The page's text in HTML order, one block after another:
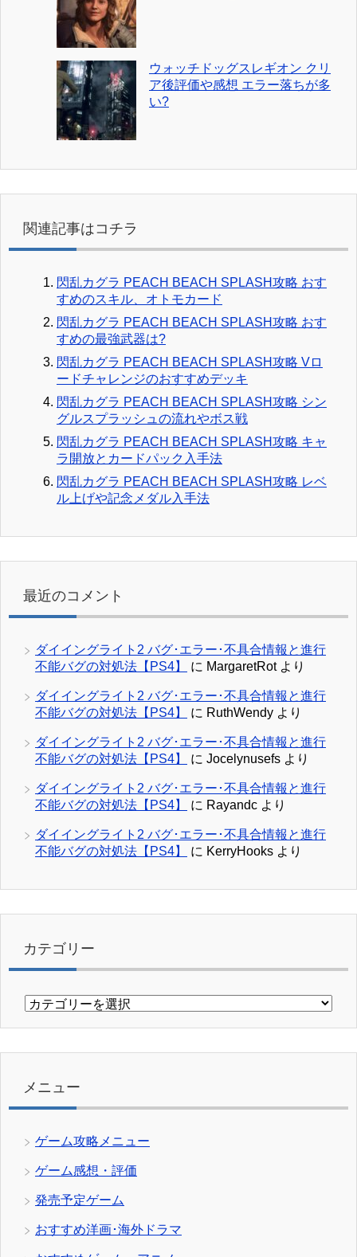
ウォッチドッグスレギオン クリ
ア後評価や感想 エラー落ちが多
い?
関連記事はコチラ
閃乱カグラ PEACH BEACH SPLASH攻略 おす
すめのスキル、オトモカード
閃乱カグラ PEACH BEACH SPLASH攻略 おす
すめの最強武器は?
閃乱カグラ PEACH BEACH SPLASH攻略 Vロ
ードチャレンジのおすすめデッキ
閃乱カグラ PEACH BEACH SPLASH攻略 シン
グルスプラッシュの流れやボス戦
閃乱カグラ PEACH BEACH SPLASH攻略 キャ
ラ開放とカードパック入手法
閃乱カグラ PEACH BEACH SPLASH攻略 レベ
ル上げや記念メダル入手法
最近のコメント
ダイイングライト2 バグ･エラー･不具合情報と進行
不能バグの対処法【PS4】
に MargaretRotより
ダイイングライト2 バグ･エラー･不具合情報と進行
不能バグの対処法【PS4】
に RuthWendy より
ダイイングライト2 バグ･エラー･不具合情報と進行
不能バグの対処法【PS4】
に Jocelynusefs より
ダイイングライト2 バグ･エラー･不具合情報と進行
不能バグの対処法【PS4】
に Rayandc より
ダイイングライト2 バグ･エラー･不具合情報と進行
不能バグの対処法【PS4】
に KerryHooks より
カテゴリー
カ
リ
メニュー
ゲーム攻略メニュー
ゲーム感想・評価
発売予定ゲーム
おすすめ洋画･海外ドラマ